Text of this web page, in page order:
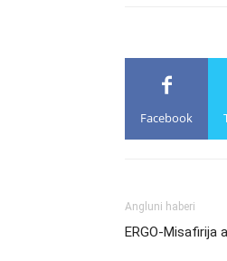
Facebook
Angluni haberi
ERGO-Misafirija